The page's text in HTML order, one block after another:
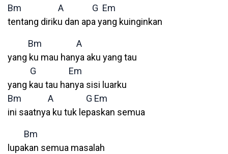
Bm
A G Em
tentang diriku dan apa yang kuinginkan
Bm
A
yang ku mau hanya aku yang tau
G
Em
yang kau tau hanya sisi luarku
Bm
A G Em
ini saatnya ku tuk lepaskan semua
Bm
lupakan semua masalah